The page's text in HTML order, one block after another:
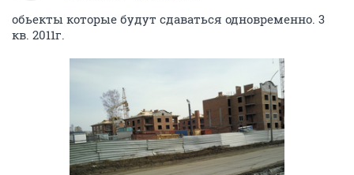
обьекты которые будут сдаваться одновременно. 3
кв. 2011г.